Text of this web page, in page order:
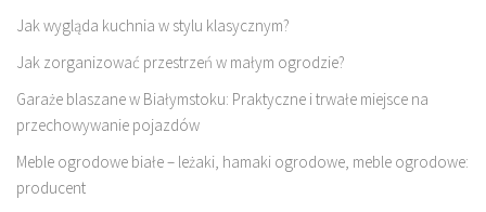
Jak wygląda kuchnia w stylu klasycznym?
Jak zorganizować przestrzeń w małym ogrodzie?
Garaże blaszane w Białymstoku: Praktyczne i trwałe miejsce na
przechowywanie pojazdów
Meble ogrodowe białe – leżaki, hamaki ogrodowe, meble ogrodowe:
producent